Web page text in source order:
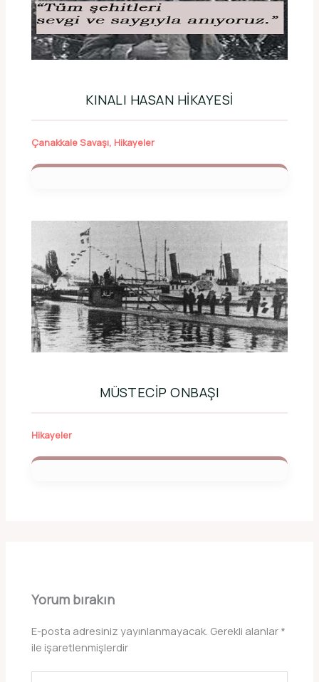
KINALI HASAN HIKAYESI
Çanakkale Savaşı, Hikayeler
MÜSTECIP ONBAŞI
Hikayeler
Yorum bırakın
E-posta adresiniz yayınlanmayacak. Gerekli alanlar *
ile işaretlenmişlerdir